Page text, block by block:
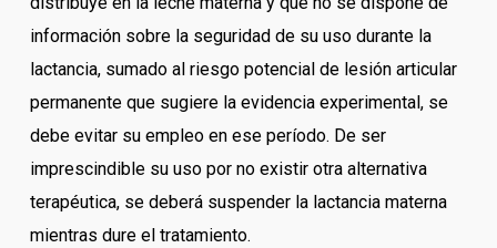
información sobre la seguridad de su uso durante la
lactancia, sumado al riesgo potencial de lesión articular
permanente que sugiere la evidencia experimental, se
debe evitar su empleo en ese período. De ser
imprescindible su uso por no existir otra alternativa
terapéutica, se deberá suspender la lactancia materna
mientras dure el tratamiento.